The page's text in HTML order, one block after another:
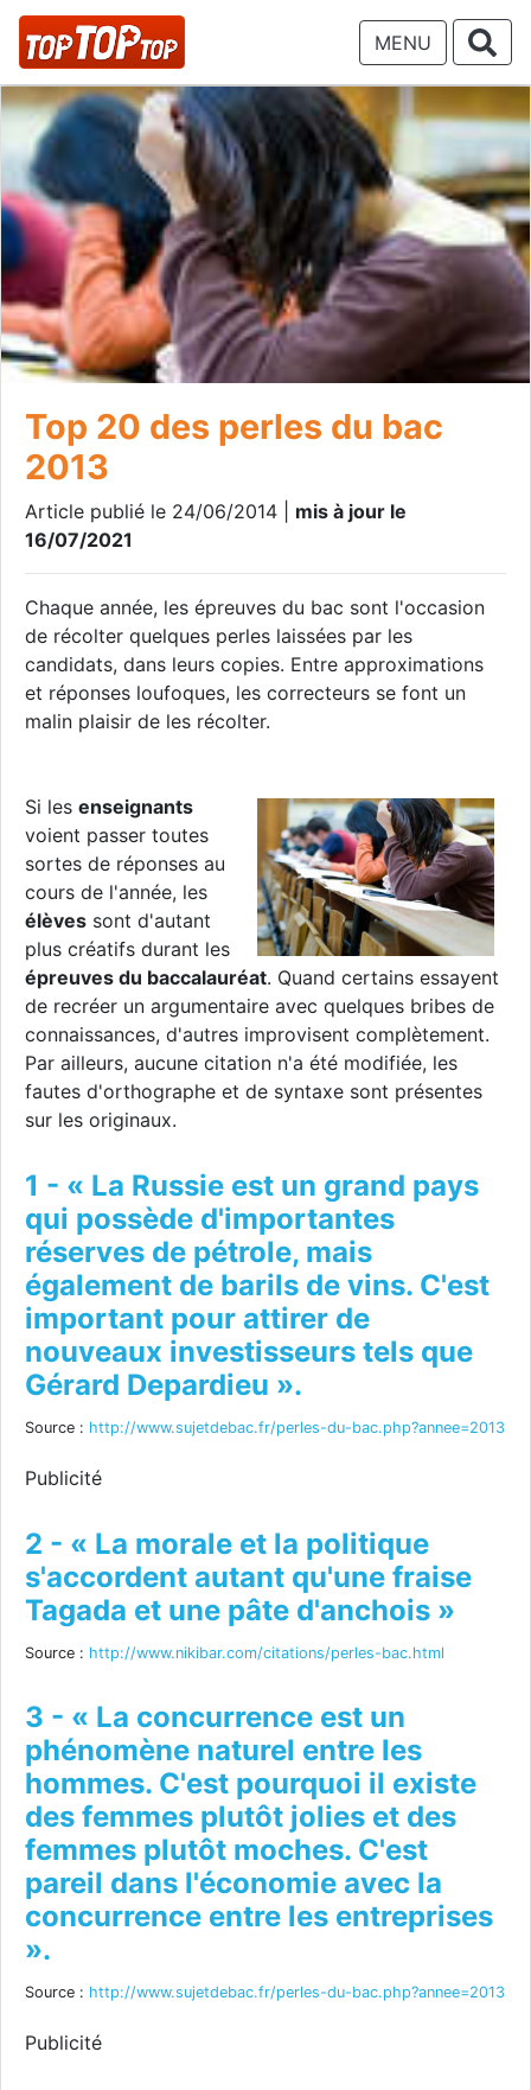
MENU
Top 20 des perles du bac
2013
Article publié le 24/06/2014 | mis à jour le
16/07/2021
Chaque année, les épreuves du bac sont l'occasion
de récolter quelques perles laissées par les
candidats, dans leurs copies. Entre approximations
et réponses loufoques, les correcteurs se font un
malin plaisir de les récolter.
Si les enseignants
voient passer toutes
sortes de réponses au
cours de l'année, les
élèves sont d'autant
plus créatifs durant les
épreuves du baccalauréat. Quand certains essayent
de recréer un argumentaire avec quelques bribes de
connaissances, d'autres improvisent complètement.
Par ailleurs, aucune citation n'a été modifiée, les
fautes d'orthographe et de syntaxe sont présentes
sur les originaux.
1 - « La Russie est un grand pays
qui possède d'importantes
réserves de pétrole, mais
également de barils de vins. C'est
important pour attirer de
nouveaux investisseurs tels que
Gérard Depardieu ».
Source : http://www.sujetdebac.fr/perles-du-bac.php?annee=2013
Publicité
2 - « La morale et la politique
s'accordent autant qu'une fraise
Tagada et une pâte d'anchois »
Source : http://www.nikibar.com/citations/perles-bac.html
3 - « La concurrence est un
phénomène naturel entre les
hommes. C'est pourquoi il existe
des femmes plutôt jolies et des
femmes plutôt moches. C'est
pareil dans l'économie avec la
concurrence entre les entreprises
».
Source : http://www.sujetdebac.fr/perles-du-bac.php?annee=2013
Publicité